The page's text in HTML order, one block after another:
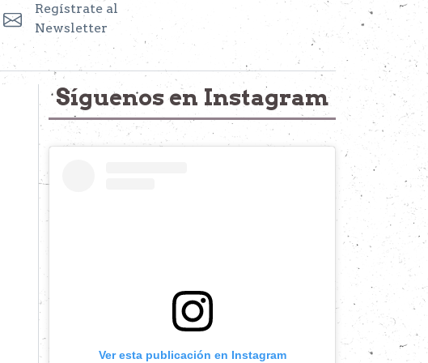
Regístrate al
Newsletter
Síguenos en Instagram
Ver esta publicación en Instagram